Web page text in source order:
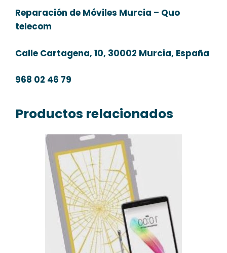
Reparación de Móviles Murcia – Quo
telecom
Calle Cartagena, 10, 30002 Murcia, España
968 02 46 79
Productos relacionados